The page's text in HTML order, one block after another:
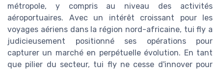
métropole, y compris au niveau des activités
aéroportuaires. Avec un intérêt croissant pour les
voyages aériens dans la région nord-africaine, tui fly a
judicieusement positionné ses opérations pour
capturer un marché en perpétuelle évolution. En tant
que pilier du secteur, tui fly ne cesse d'innover pour